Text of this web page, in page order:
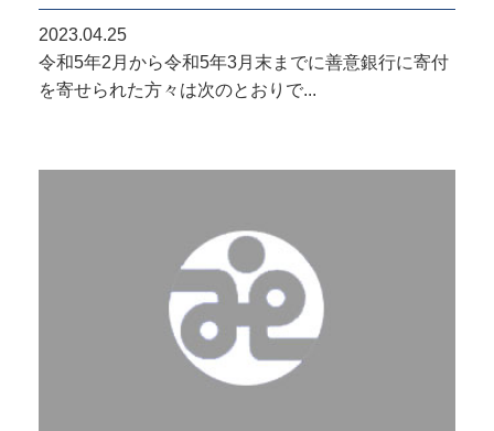
2023.04.25
令和5年2月から令和5年3月末までに善意銀行に寄付
を寄せられた方々は次のとおりで...